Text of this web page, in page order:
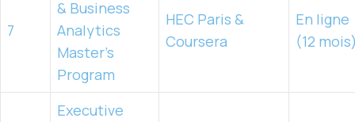
7
& Business
Analytics
Master’s
Program
HEC Paris &
Coursera
En ligne
(12
Executive